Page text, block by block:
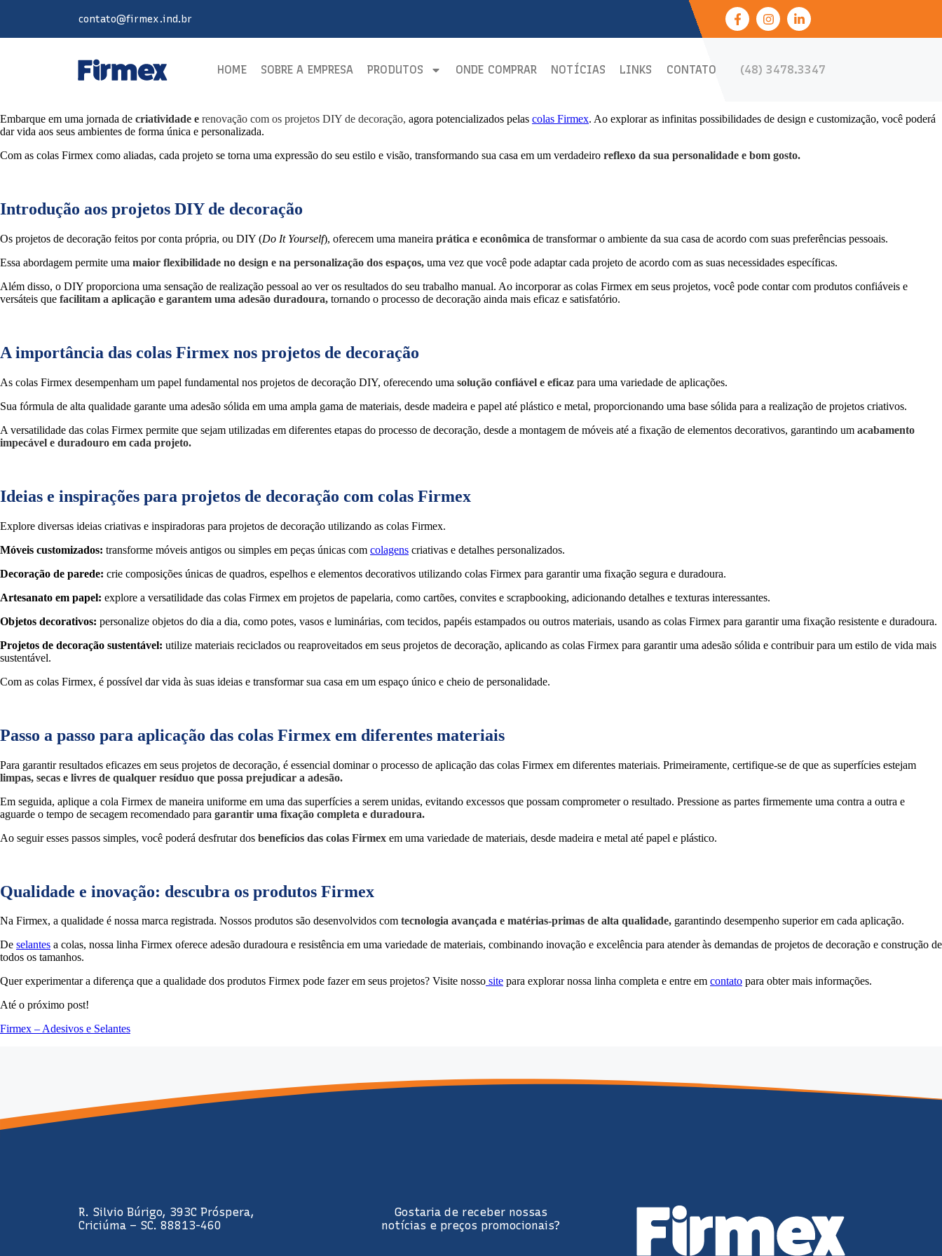
contato@firmex.ind.br
HOME SOBRE A EMPRESA PRODUTOS ONDE COMPRAR NOTÍCIAS LINKS CONTATO (48) 3478.3347
Embarque em uma jornada de criatividade e renovação com os projetos DIY de decoração, agora potencializados pelas colas Firmex. Ao explorar as infinitas possibilidades de design e customização, você poderá
dar vida aos seus ambientes de forma única e personalizada.
Com as colas Firmex como aliadas, cada projeto se torna uma expressão do seu estilo e visão, transformando sua casa em um verdadeiro reflexo da sua personalidade e bom gosto.
Introdução aos projetos DIY de decoração
Os projetos de decoração feitos por conta própria, ou DIY (Do It Yourself), oferecem uma maneira prática e econômica de transformar o ambiente da sua casa de acordo com suas preferências pessoais.
Essa abordagem permite uma maior flexibilidade no design e na personalização dos espaços, uma vez que você pode adaptar cada projeto de acordo com as suas necessidades específicas.
Além disso, o DIY proporciona uma sensação de realização pessoal ao ver os resultados do seu trabalho manual. Ao incorporar as colas Firmex em seus projetos, você pode contar com produtos confiáveis e
versáteis que facilitam a aplicação e garantem uma adesão duradoura, tornando o processo de decoração ainda mais eficaz e satisfatório.
A importância das colas Firmex nos projetos de decoração
As colas Firmex desempenham um papel fundamental nos projetos de decoração DIY, oferecendo uma solução confiável e eficaz para uma variedade de aplicações.
Sua fórmula de alta qualidade garante uma adesão sólida em uma ampla gama de materiais, desde madeira e papel até plástico e metal, proporcionando uma base sólida para a realização de projetos criativos.
A versatilidade das colas Firmex permite que sejam utilizadas em diferentes etapas do processo de decoração, desde a montagem de móveis até a fixação de elementos decorativos, garantindo um acabamento
impecável e duradouro em cada projeto.
Ideias e inspirações para projetos de decoração com colas Firmex
Explore diversas ideias criativas e inspiradoras para projetos de decoração utilizando as colas Firmex.
Móveis customizados: transforme móveis antigos ou simples em peças únicas com colagens criativas e detalhes personalizados.
Decoração de parede: crie composições únicas de quadros, espelhos e elementos decorativos utilizando colas Firmex para garantir uma fixação segura e duradoura.
Artesanato em papel: explore a versatilidade das colas Firmex em projetos de papelaria, como cartões, convites e scrapbooking, adicionando detalhes e texturas interessantes.
Objetos decorativos: personalize objetos do dia a dia, como potes, vasos e luminárias, com tecidos, papéis estampados ou outros materiais, usando as colas Firmex para garantir uma fixação resistente e duradoura.
Projetos de decoração sustentável: utilize materiais reciclados ou reaproveitados em seus projetos de decoração, aplicando as colas Firmex para garantir uma adesão sólida e contribuir para um estilo de vida mais
sustentável.
Com as colas Firmex, é possível dar vida às suas ideias e transformar sua casa em um espaço único e cheio de personalidade.
Passo a passo para aplicação das colas Firmex em diferentes materiais
Para garantir resultados eficazes em seus projetos de decoração, é essencial dominar o processo de aplicação das colas Firmex em diferentes materiais. Primeiramente, certifique-se de que as superfícies estejam
limpas, secas e livres de qualquer resíduo que possa prejudicar a adesão.
Em seguida, aplique a cola Firmex de maneira uniforme em uma das superfícies a serem unidas, evitando excessos que possam comprometer o resultado. Pressione as partes firmemente uma contra a outra e
aguarde o tempo de secagem recomendado para garantir uma fixação completa e duradoura.
Ao seguir esses passos simples, você poderá desfrutar dos benefícios das colas Firmex em uma variedade de materiais, desde madeira e metal até papel e plástico.
Qualidade e inovação: descubra os produtos Firmex
Na Firmex, a qualidade é nossa marca registrada. Nossos produtos são desenvolvidos com tecnologia avançada e matérias-primas de alta qualidade, garantindo desempenho superior em cada aplicação.
De selantes a colas, nossa linha Firmex oferece adesão duradoura e resistência em uma variedade de materiais, combinando inovação e excelência para atender às demandas de projetos de decoração e construção de
todos os tamanhos.
Quer experimentar a diferença que a qualidade dos produtos Firmex pode fazer em seus projetos? Visite nosso site para explorar nossa linha completa e entre em contato para obter mais informações.
Até o próximo post!
Firmex – Adesivos e Selantes
R. Silvio Búrigo, 393C Próspera,
Criciúma – SC. 88813-460
Gostaria de receber nossas
notícias e preços promocionais?